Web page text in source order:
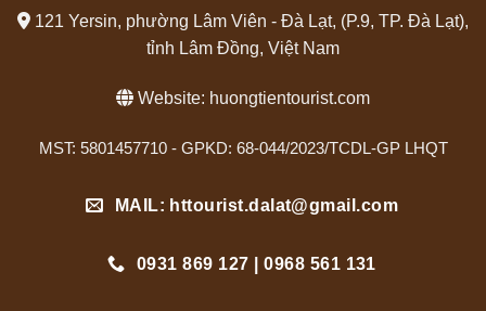
121 Yersin, phường Lâm Viên - Đà Lạt, (P.9, TP. Đà Lạt),
tỉnh Lâm Đồng, Việt Nam
Website: huongtientourist.com
MST: 5801457710 - GPKD: 68-044/2023/TCDL-GP LHQT
MAIL: httourist.dalat@gmail.com
0931 869 127 | 0968 561 131